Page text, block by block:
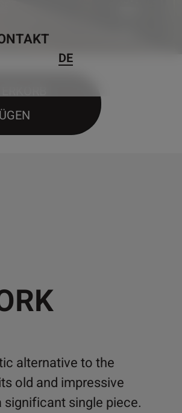
DE
alternative to the
old and impressive
single piece.